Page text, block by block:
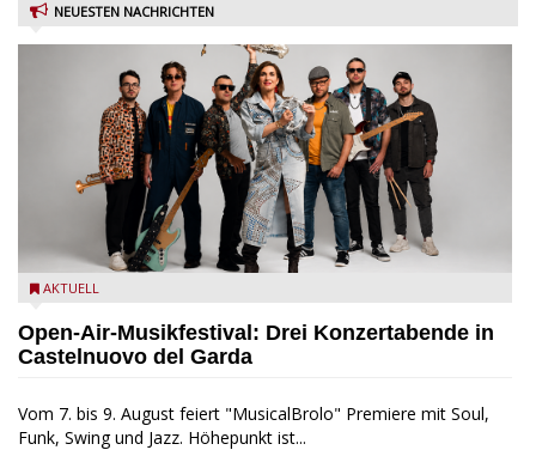
NEUESTEN NACHRICHTEN
Castelnuovo del Garda: Die "Dirotta su Cuba" zu Gast beim
AKTUELL
Open-Air-Musikfestival: Drei Konzertabende in
Castelnuovo del Garda
Vom 7. bis 9. August feiert "MusicalBrolo" Premiere mit Soul,
Funk, Swing und Jazz. Höhepunkt ist...